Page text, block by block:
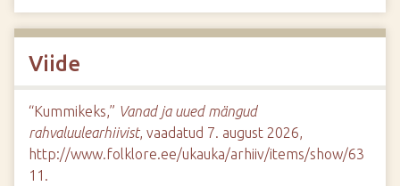
Viide
“Kummikeks,” Vanad ja uued mängud
rahvaluulearhiivist, vaadatud 7. august 2026,
http://www.folklore.ee/ukauka/arhiiv/items/show/63
11 .